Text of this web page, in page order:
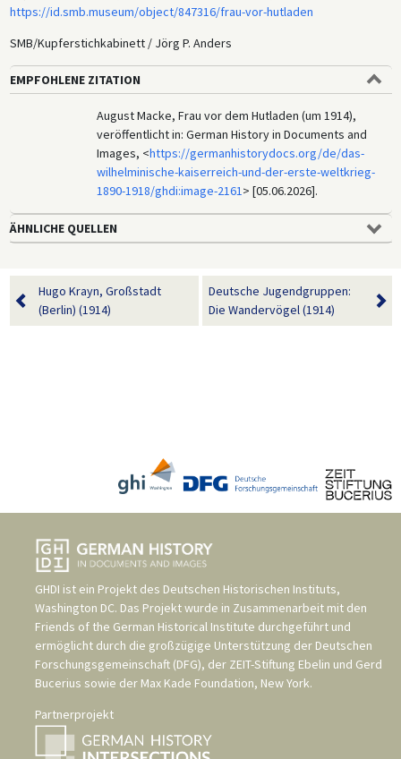
https://id.smb.museum/object/847316/frau-vor-hutladen
SMB/Kupferstichkabinett / Jörg P. Anders
EMPFOHLENE ZITATION
August Macke, Frau vor dem Hutladen (um 1914),
veröffentlicht in: German History in Documents and
Images, <https://germanhistorydocs.org/de/das-
wilhelminische-kaiserreich-und-der-erste-weltkrieg-
1890-1918/ghdi:image-2161> [05.06.2026].
ÄHNLICHE QUELLEN
Hugo Krayn, Großstadt
(Berlin) (1914)
Deutsche Jugendgruppen:
Die Wandervögel (1914)
GHDI ist ein Projekt des Deutschen Historischen Instituts,
Washington DC. Das Projekt wurde in Zusammenarbeit mit den
Friends of the German Historical Institute durchgeführt und
ermöglicht durch die großzügige Unterstützung der Deutschen
Forschungsgemeinschaft (DFG), der ZEIT-Stiftung Ebelin und Gerd
Bucerius sowie der Max Kade Foundation, New York.
Partnerprojekt